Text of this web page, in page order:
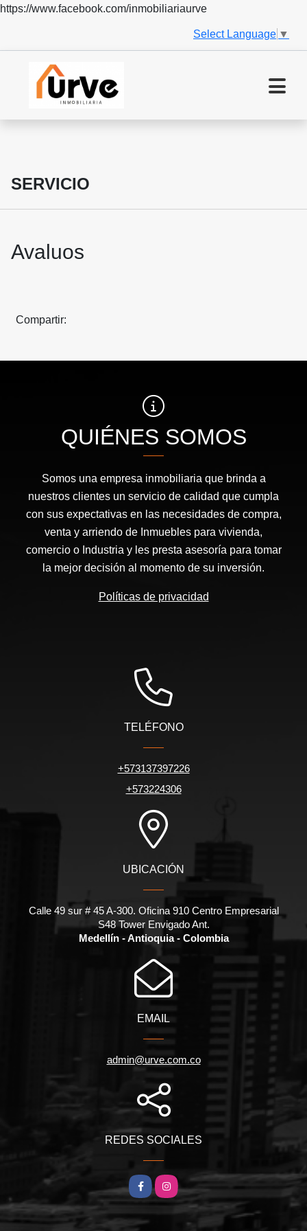
https://www.facebook.com/inmobiliariaurve
Select Language ▼
SERVICIO
Avaluos
Compartir:
QUIÉNES SOMOS
Somos una empresa inmobiliaria que brinda a
nuestros clientes un servicio de calidad que cumpla
con sus expectativas en las necesidades de compra,
venta y arriendo de Inmuebles para vivienda,
comercio o Industria y les presta asesoría para tomar
la mejor decisión al momento de su inversión.
Políticas de privacidad
TELÉFONO
+573137397226
+573224306
UBICACIÓN
Calle 49 sur # 45 A-300. Oficina 910 Centro Empresarial
S48 Tower Envigado Ant.
Medellín - Antioquia - Colombia
EMAIL
admin@urve.com.co
REDES SOCIALES
FacebookInstagram